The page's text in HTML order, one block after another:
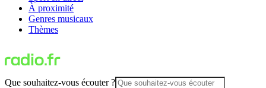
À proximité
Genres musicaux
Thèmes
Que souhaitez-vous écouter ?